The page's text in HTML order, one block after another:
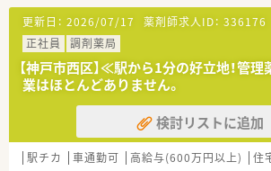
■1日の勤務時間は8.5～9時間で、平日の
務を組み合わせた働き方です。
【想定されるモデル年収】
■20代の一般薬剤師であれば、年収430万
のスタートが見込まれます。
■30代で経験を積んだ方は、年収450万円
定した収入を得ることが可能です。
■管理薬剤師やマネージャー職に就けば、
600万円以上の高収入も実現できます。
更新日： 2026/07/17 薬剤師求人ID： 336176
正社員
調剤薬局
【神戸市西区】≪駅から1分の好立地！管
業はほとんどありません。
検討リストに追加
駅チカ 車通勤可 高給与(600万円以上) 住